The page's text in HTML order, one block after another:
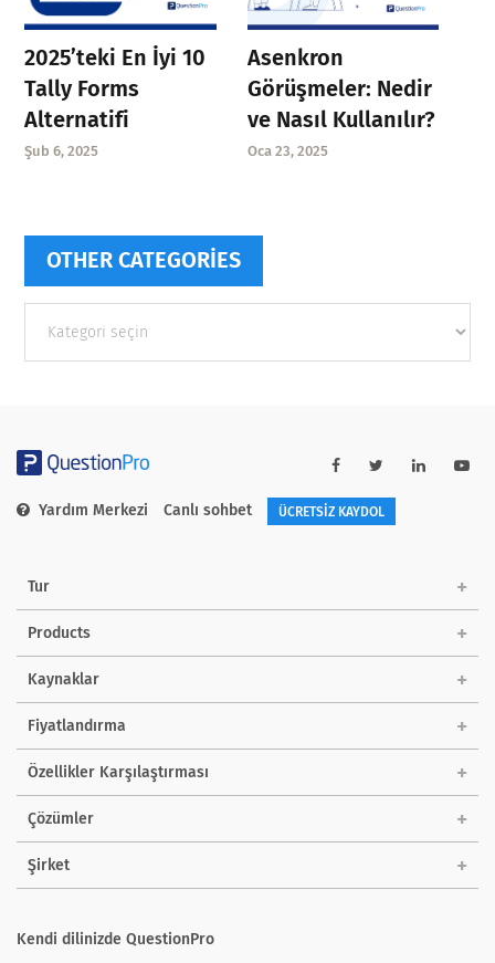
2025’teki En İyi 10
Tally Forms
Alternatifi
Şub 6, 2025
Asenkron
Görüşmeler: Nedir
ve Nasıl Kullanılır?
Oca 23, 2025
OTHER CATEGORIES
categories
Yardım Merkezi Canlı sohbet ÜCRETSİZ KAYDOL
Tur
Products
Kaynaklar
Fiyatlandırma
Özellikler Karşılaştırması
Çözümler
Şirket
Kendi dilinizde QuestionPro